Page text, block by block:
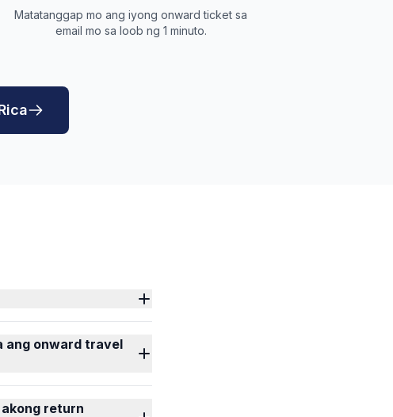
Matatanggap mo ang iyong onward ticket sa
email mo sa loob ng 1 minuto.
ang onward travel
return